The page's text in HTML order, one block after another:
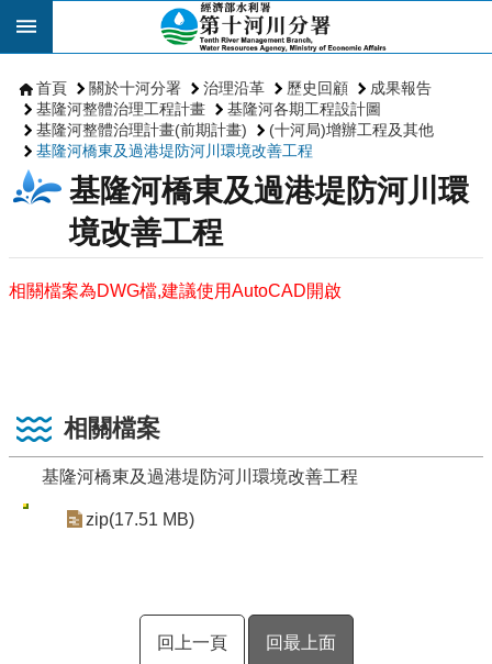
跳到主要內容區塊
首頁 關於十河分署 治理沿革 歷史回顧
成果報告
基隆河整體治理工程計畫
基隆河各期工程設計圖
基隆河整體治理計畫(前期計畫)
(十河局)增辦工程及其他
基隆河橋東及過港堤防河川環境改善工程
基隆河橋東及過港堤防河川環
境改善工程
相關檔案為DWG檔,建議使用AutoCAD開啟
相關檔案
基隆河橋東及過港堤防河川環境改善工程
zip(17.51 MB)
回上一頁 回最上面